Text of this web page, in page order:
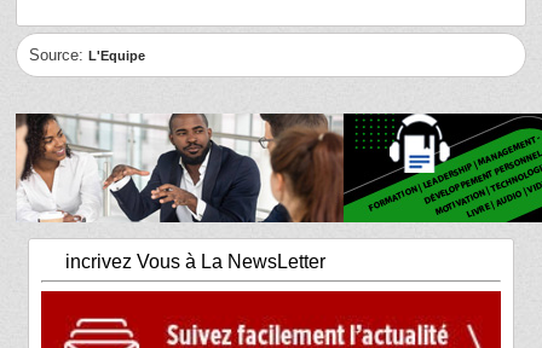
Source:L'Equipe
incrivez Vous à La NewsLetter